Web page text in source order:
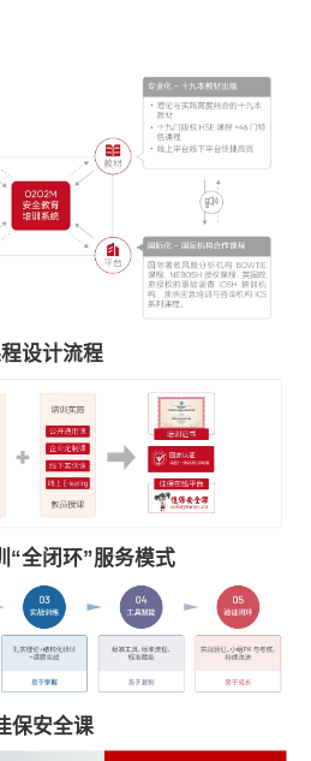
设计流程
“全闭环”服务模式
保安全课